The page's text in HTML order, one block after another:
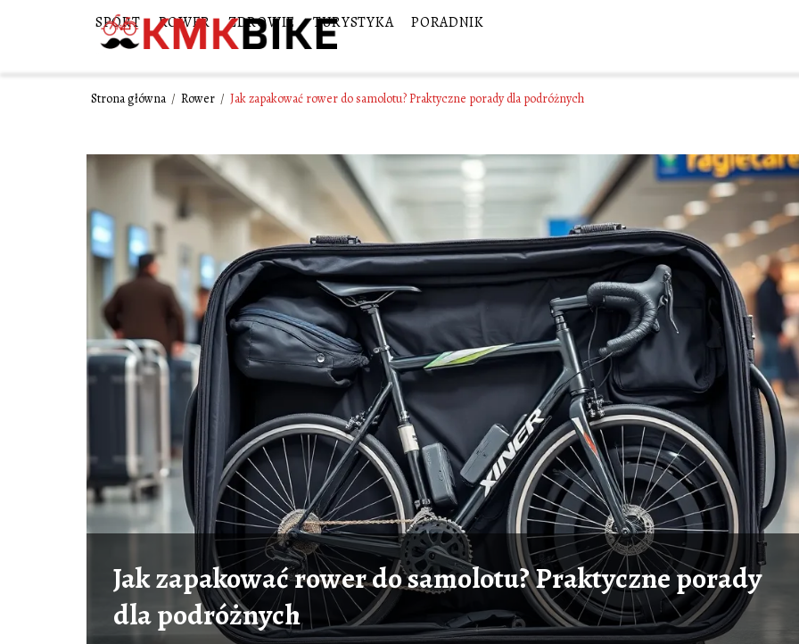
SPORT ROWER ZDROWIE TURYSTYKA PORADNIK
Strona główna / Rower / Jak zapakować rower do samolotu? Praktyczne porady dla podróżnych
Jak zapakować rower do samolotu? Praktyczne porady
dla podróżnych